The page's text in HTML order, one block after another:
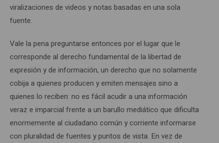
viralizaciones de videos y notas basadas en una sola
fuente.
Vale la pena preguntarse entonces por el lugar que le
corresponde al derecho fundamental de la libertad de
expresión y de información, un derecho que no solamente
cobija a quienes producen y emiten mensajes sino a
quienes lo reciben: no es fácil acudir a una información
veraz e imparcial frente a un barullo mediático que dificulta
enormemente al ciudadano común y corriente informarse
con pluralidad de fuentes y puntos de vista. En vez de